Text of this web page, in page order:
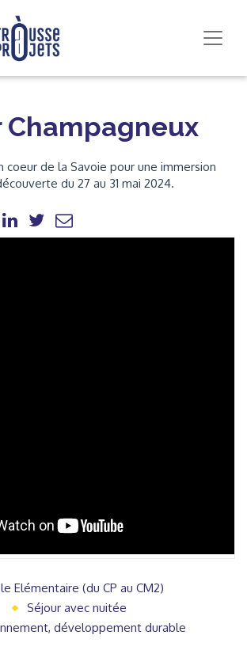
Champagneux
coeur de la Savoie pour une immersion
du 27 au 31 mai 2024.
Elémentaire (du CP au CM2)
Séjour avec nuitée
développement durable